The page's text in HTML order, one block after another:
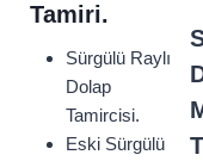
Tamiri.
Sürgülü Raylı
Dolap
Tamircisi.
Eski Sürgülü